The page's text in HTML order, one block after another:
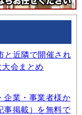
と近隣で開催され
会まとめ
企業・事業者様か
事掲載）を無料で